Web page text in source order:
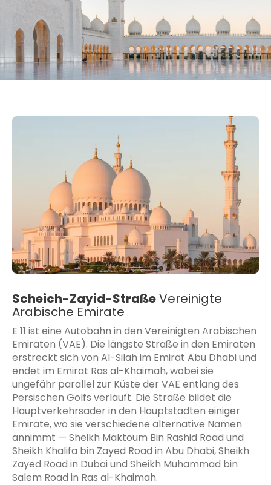
Scheich-Zayid-StraßeVereinigte
Arabische Emirate
E 11 ist eine Autobahn in den Vereinigten Arabischen
Emiraten (VAE). Die längste Straße in den Emiraten
erstreckt sich von Al-Silah im Emirat Abu Dhabi und
endet im Emirat Ras al-Khaimah, wobei sie
ungefähr parallel zur Küste der VAE entlang des
Persischen Golfs verläuft. Die Straße bildet die
Hauptverkehrsader in den Hauptstädten einiger
Emirate, wo sie verschiedene alternative Namen
annimmt — Sheikh Maktoum Bin Rashid Road und
Sheikh Khalifa bin Zayed Road in Abu Dhabi, Sheikh
Zayed Road in Dubai und Sheikh Muhammad bin
Salem Road in Ras al-Khaimah.